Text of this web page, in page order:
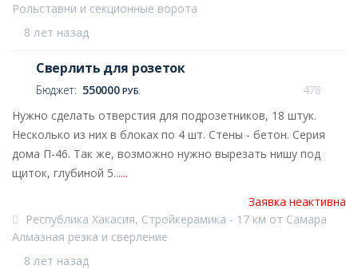
8 лет назад
Рольставни и секционные ворота
Сверлить для розеток
Бюджет: 550000РУБ.
478
Нужно сделать отверстия для подрозетников, 18 штук.
Несколько из них в блоках по 4 шт. Стены - бетон. Серия
дома П-46. Так же, возможно нужно вырезать нишу под
щиток, глубиной 5......
Заявка неактивна
8 лет назад
Республика Хакасия, Стройкерамика - 17 км от Самара
Алмазная резка и сверление